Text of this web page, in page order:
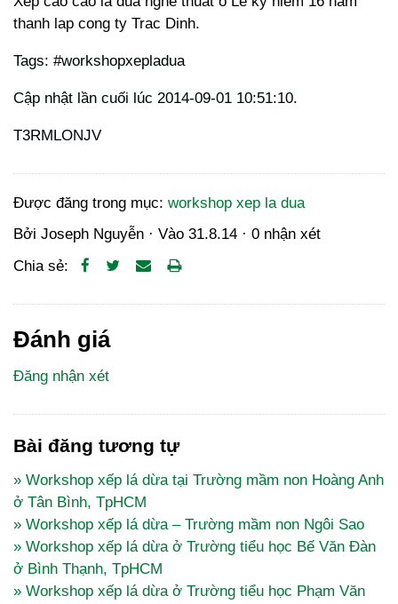
thanh lap cong ty Trac Dinh.
Tags: #workshopxepladua
Cập nhật lần cuối lúc 2014-09-01 10:51:10.
T3RMLONJV
Được đăng trong mục: workshop xep la dua
Bởi Joseph Nguyễn · Vào 31.8.14 · 0 nhận xét
Chia sẻ:
Đánh giá
Đăng nhận xét
Bài đăng tương tự
» Workshop xếp lá dừa tại Trường mầm non Hoàng Anh
ở Tân Bình, TpHCM
» Workshop xếp lá dừa – Trường mầm non Ngôi Sao
» Workshop xếp lá dừa ở Trường tiểu học Bế Văn Đàn
ở Bình Thạnh, TpHCM
» Workshop xếp lá dừa ở Trường tiểu học Phạm Văn